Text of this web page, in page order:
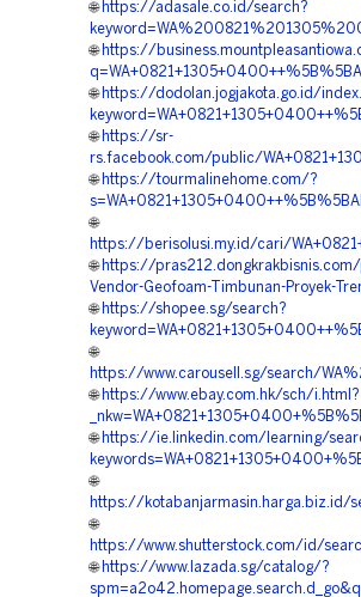
🌐 https://adasale.co.id/search?
🌐 https://
🌐 https://dodolan.jogjakota.go.id/
🌐 https://sr-
rs.facebook.com/public/
🌐 https://tourmalinehome.com/?
🌐
https://berisolusi.my.id/cari/
🌐 https://
Vendor-Geofoam-Timbunan-Proyek-
🌐 https://shopee.sg/search?
🌐
https://www.carousell.sg/search/
🌐 https://www.ebay.com.hk/sch/i.html?
🌐 https://ie.linkedin.com/learning/
🌐
https://kotabanjarmasin.harga.biz.id/
🌐
https://www.shutterstock.com/id/
🌐 https://www.lazada.sg/catalog/?